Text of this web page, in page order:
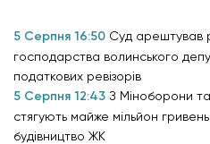
5 Серпня 16:50 Суд арештував
господарства волинського
податкових ревізорів
5 Серпня 12:43 З Міноборони
стягують майже мільйон
будівництво ЖК